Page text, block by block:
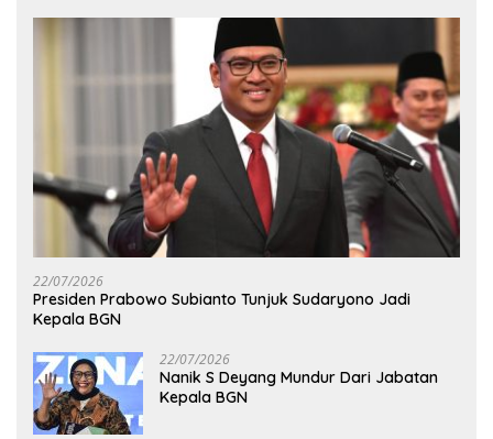
22/07/2026
Presiden Prabowo Subianto Tunjuk Sudaryono Jadi
Kepala BGN
22/07/2026
Nanik S Deyang Mundur Dari Jabatan
Kepala BGN